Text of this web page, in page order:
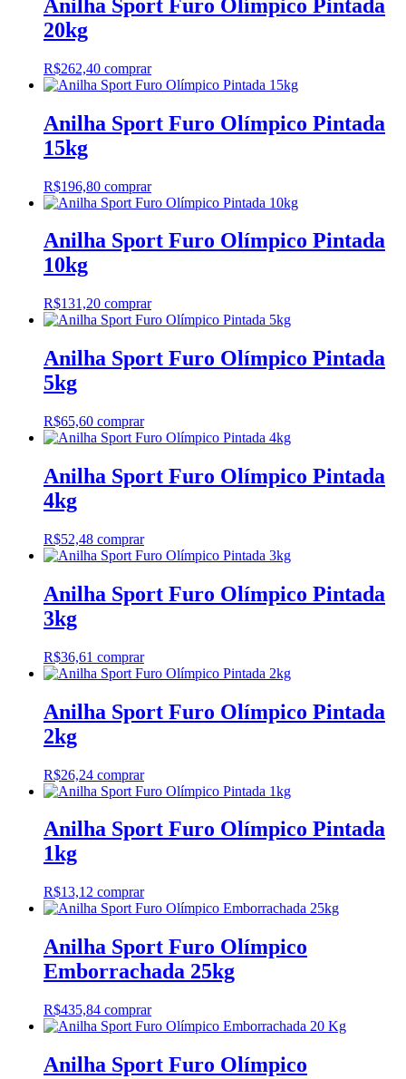
Anilha Sport Furo Olímpico Pintada
20kg
R$262,40 comprar
Anilha Sport Furo Olímpico Pintada
15kg
R$196,80 comprar
Anilha Sport Furo Olímpico Pintada
10kg
R$131,20 comprar
Anilha Sport Furo Olímpico Pintada
5kg
R$65,60 comprar
Anilha Sport Furo Olímpico Pintada
4kg
R$52,48 comprar
Anilha Sport Furo Olímpico Pintada
3kg
R$36,61 comprar
Anilha Sport Furo Olímpico Pintada
2kg
R$26,24 comprar
Anilha Sport Furo Olímpico Pintada
1kg
R$13,12 comprar
Anilha Sport Furo Olímpico
Emborrachada 25kg
R$435,84 comprar
Anilha Sport Furo Olímpico